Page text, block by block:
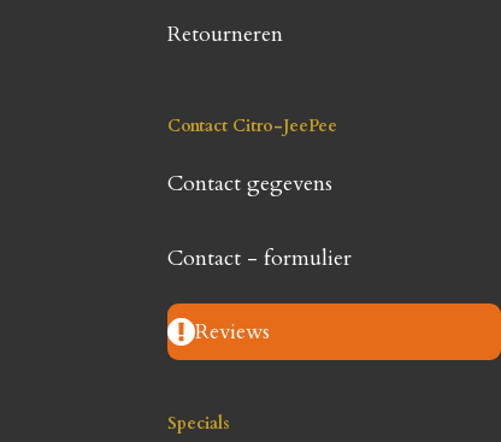
Retourneren
Contact Citro-JeePee
Contact gegevens
Contact - formulier
Reviews
Specials